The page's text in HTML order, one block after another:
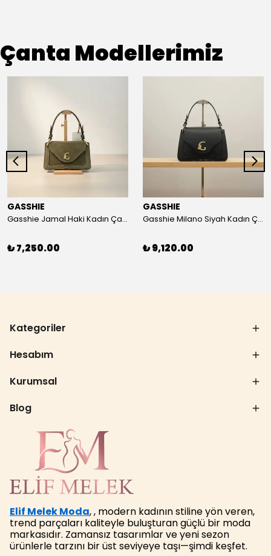
Çanta Modellerimiz
GASSHIE
Gasshie Jamal Haki Kadın Çanta 8644
₺ 7,250.00
GASSHIE
Gasshie Milano Siyah Kadın Çanta 8654
₺ 9,120.00
Kategoriler
Hesabım
Kurumsal
Blog
Elif Melek Moda, , modern kadının stiline yön veren,
trend parçaları kaliteyle buluşturan güçlü bir moda
markasıdır. Zamansız tasarımlar ve yeni sezon
ürünlerle tarzını bir üst seviyeye taşı—şimdi keşfet.